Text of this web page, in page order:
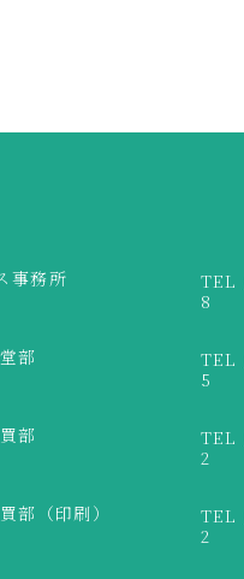
事務所 TEL
8
部 TEL
5
部 TEL
2
部（印刷） TEL
2